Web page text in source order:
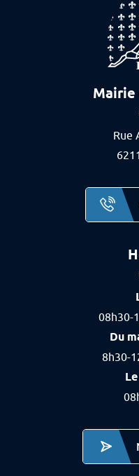
Mairie
Rue
08h30-
Du
8h30-